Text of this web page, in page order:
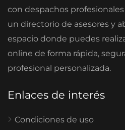
con despachos
un directorio de asesores y
espacio donde puedes
online de forma rápida,
profesional personalizada.
Enlaces de interés
Condiciones de uso